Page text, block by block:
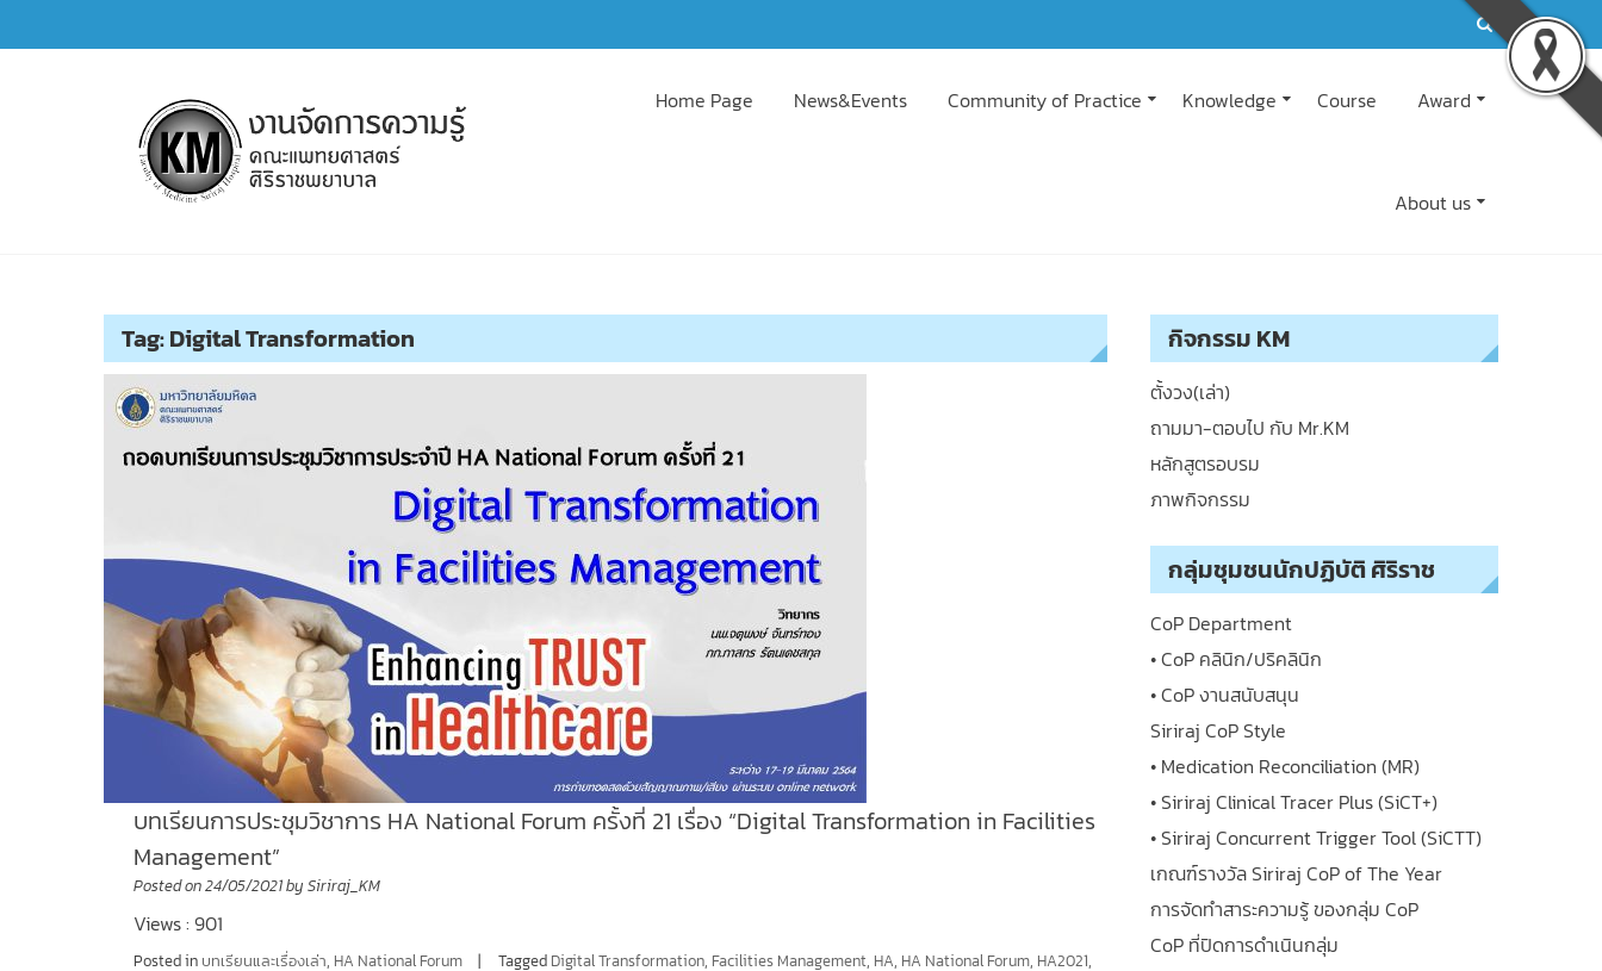
to
Home Page News&Events Community of Practice Knowledge Course Award
About us
Tag:Digital Transformation
บทเรียนการประชุมวิชาการ HA National Forum ครั้งที่ 21 เรื่อง “Digital Transformation in Facilities
Management”
Posted on24/05/2021bySiriraj_KM
Views : 901
Posted in บทเรียนและเรื่องเล่า, HA National Forum Tagged Digital Transformation, Facilities Management, HA, HA National Forum, HA2021,
กิจกรรม KM
ตั้งวง(เล่า)
ถามมา-ตอบไป กับ Mr.KM
หลักสูตรอบรม
ภาพกิจกรรม
กลุ่มชุมชนนักปฏิบัติ ศิริราช
CoP Department
• CoP คลินิก/ปริคลินิก
• CoP งานสนับสนุน
Siriraj CoP Style
• Medication Reconciliation (MR)
• Siriraj Clinical Tracer Plus (SiCT+)
• Siriraj Concurrent Trigger Tool (SiCTT)
เกณฑ์รางวัล Siriraj CoP of The Year
การจัดทำสาระความรู้ ของกลุ่ม CoP
CoP ที่ปิดการดำเนินกลุ่ม